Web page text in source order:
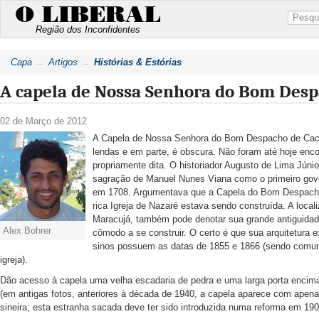
O LIBERAL
Região dos Inconfidentes
Capa Artigos Histórias & Estórias
A capela de Nossa Senhora do Bom
02 de Março de 2012
Alex Bohrer
A Capela de Nossa Senhora do Bom Despacho de
lendas e em parte, é obscura. Não foram até hoje
propriamente dita. O historiador Augusto de Lima
sagração de Manuel Nunes Viana como o primeiro
em 1708. Argumentava que a Capela do Bom
rica Igreja de Nazaré estava sendo construída. A
Maracujá, também pode denotar sua grande
cômodo a se construir. O certo é que sua arquitetura
sinos possuem as datas de 1855 e 1866 (sendo
igreja).
Dão acesso à capela uma velha escadaria de pedra e uma larga porta
(em antigas fotos, anteriores à década de 1940, a capela aparece com
sineira; esta estranha sacada deve ter sido introduzida numa reforma em